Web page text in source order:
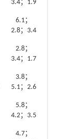
3.4；1.9
6.1；
2.8；3.4
2.8；
3.4；1.7
3.8；
5.1；2.6
5.8；
4.2；3.5
4.7；